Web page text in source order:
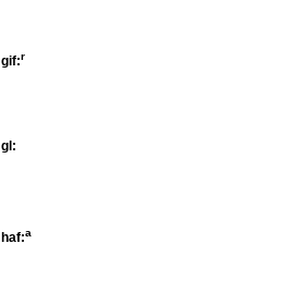
gif:r
gl:
haf:a